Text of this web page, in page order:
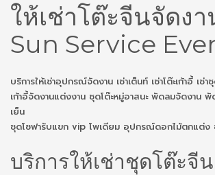
ให้เช่าโต๊ะจีนจัดง
Sun Service
บริการให้เช่าอุปกรณ์จัดงาน เช่าเต็นท์ เช่าโต๊ะเก้าอี้ เช่า
เก้าอี้จัดงานแต่งงาน ชุดโต๊ะหมู่อาสนะ พัดลมจัดงาน
เย็น
ชุดโซฟารับแขก vip โพเดียม อุปกรณ์ดอกไม้ตกแต่ง
บริการให้เช่าชุดโต๊ะจีน